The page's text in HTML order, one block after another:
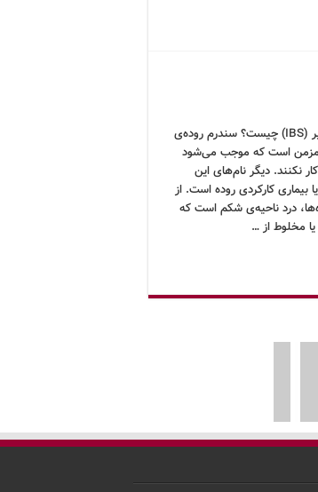
سندرم روده‌ی تحریک‌پذیر (IBS) چیست؟ سندرم روده‌ی
مزمن است که موجب می‌شود
نکنند. دیگر نام‌های این
بیماری کارکردی روده است. از
درد ناحیه‌ی شکم است که
مخلوط از …